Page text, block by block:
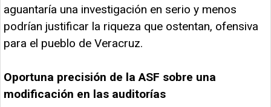
aguantaría una investigación en serio y menos
podrían justificar la riqueza que ostentan, ofensiva
para el pueblo de Veracruz.
Oportuna precisión de la ASF sobre una
modificación en las auditorías